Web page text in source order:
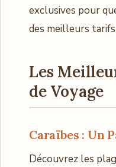
exclusives pour
des meilleurs
Les
de Voyage
Caraïbes : Un
Découvrez les